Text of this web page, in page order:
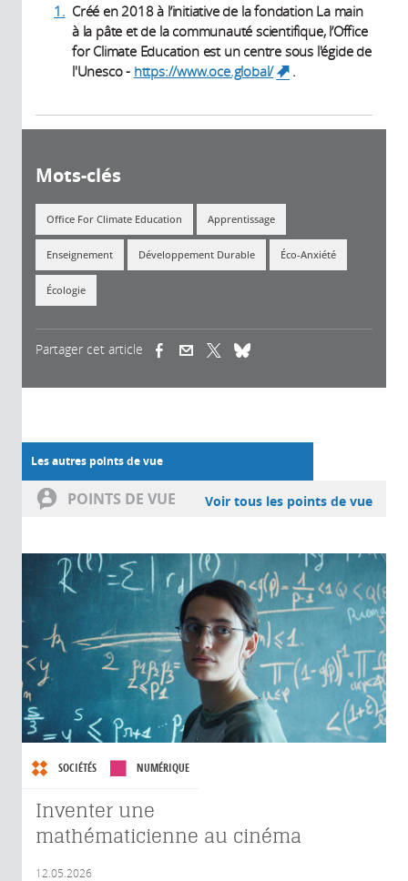
1. Créé en 2018 à l’initiative de la fondation La main
à la pâte et de la communauté scientifique, l’Office
for Climate Education est un centre sous l'égide de
l'Unesco - https://www.oce.global/ .
Mots-clés
Office For Climate Education Apprentissage
Enseignement Développement Durable Éco-Anxiété
Écologie
Partager cet article (link is external)(link is external)
Les autres points de vue
POINTS DE VUE Voir tous les points de vue
SOCIÉTÉS NUMÉRIQUE
Inventer une
mathématicienne au cinéma
12.05.2026